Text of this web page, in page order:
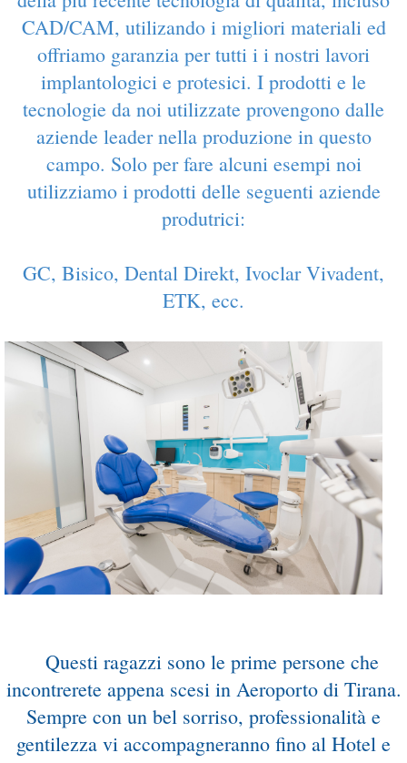
CAD/CAM, utilizando i migliori materiali ed
offriamo garanzia per tutti i i nostri lavori
implantologici e protesici. I prodotti e le
tecnologie da noi utilizzate provengono dalle
aziende leader nella produzione in questo
campo. Solo per fare alcuni esempi noi
utilizziamo i prodotti delle seguenti aziende
produtrici:
GC, Bisico, Dental Direkt, Ivoclar Vivadent,
ETK, ecc.
Questi ragazzi sono le prime persone che
incontrerete appena scesi in Aeroporto di Tirana.
Sempre con un bel sorriso, professionalità e
gentilezza vi accompagneranno fino al Hotel e